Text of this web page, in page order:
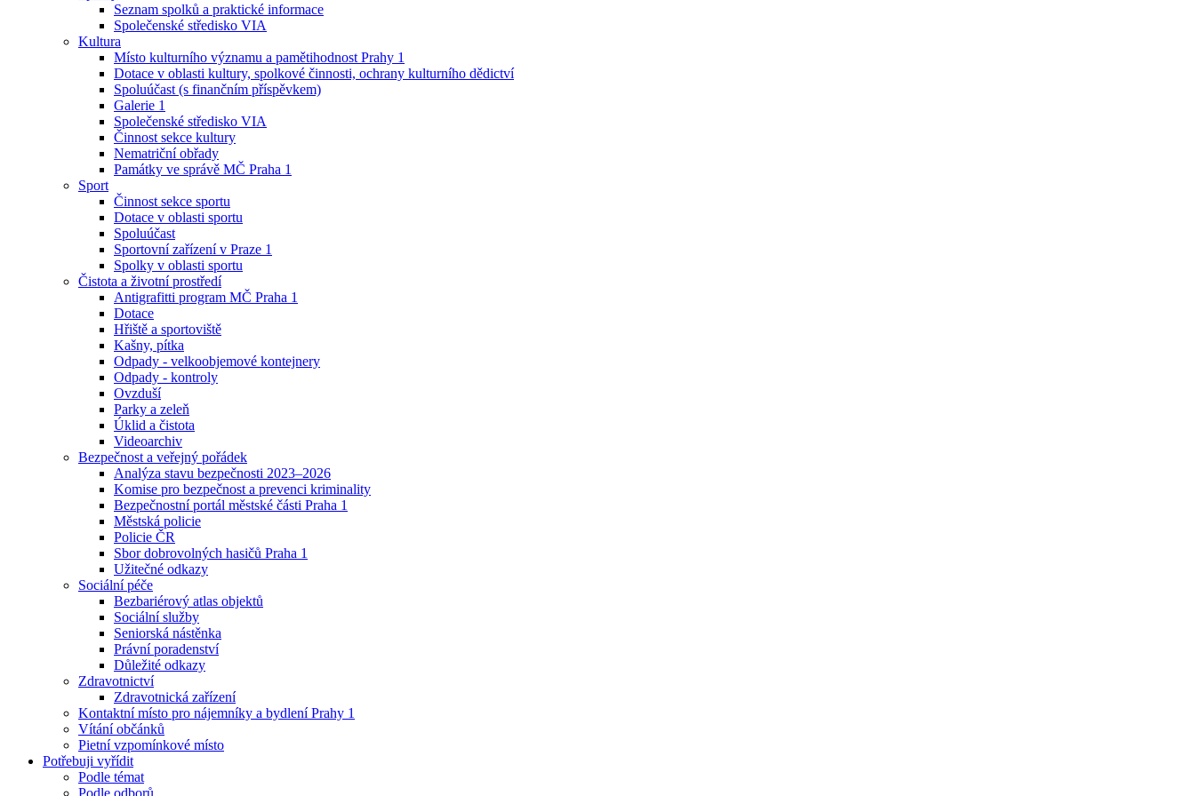
Seznam spolků a praktické informace
Společenské středisko VIA
Kultura
Místo kulturního významu a pamětihodnost Prahy 1
Dotace v oblasti kultury, spolkové činnosti, ochrany kulturního dědictví
Spoluúčast (s finančním příspěvkem)
Galerie 1
Společenské středisko VIA
Činnost sekce kultury
Nematriční obřady
Památky ve správě MČ Praha 1
Sport
Činnost sekce sportu
Dotace v oblasti sportu
Spoluúčast
Sportovní zařízení v Praze 1
Spolky v oblasti sportu
Čistota a životní prostředí
Antigrafitti program MČ Praha 1
Dotace
Hřiště a sportoviště
Kašny, pítka
Odpady - velkoobjemové kontejnery
Odpady - kontroly
Ovzduší
Parky a zeleň
Úklid a čistota
Videoarchiv
Bezpečnost a veřejný pořádek
Analýza stavu bezpečnosti 2023–2026
Komise pro bezpečnost a prevenci kriminality
Bezpečnostní portál městské části Praha 1
Městská policie
Policie ČR
Sbor dobrovolných hasičů Praha 1
Užitečné odkazy
Sociální péče
Bezbariérový atlas objektů
Sociální služby
Seniorská nástěnka
Právní poradenství
Důležité odkazy
Zdravotnictví
Zdravotnická zařízení
Kontaktní místo pro nájemníky a bydlení Prahy 1
Vítání občánků
Pietní vzpomínkové místo
Potřebuji vyřídit
Podle témat